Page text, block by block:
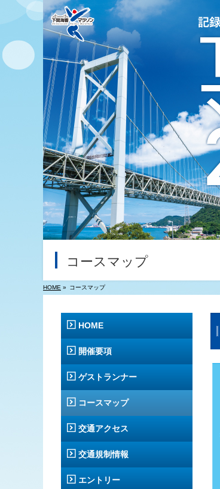
コースマップ
HOME » コースマップ
HOME
開催要項
ゲストランナー
コースマップ
交通アクセス
交通規制情報
エントリー